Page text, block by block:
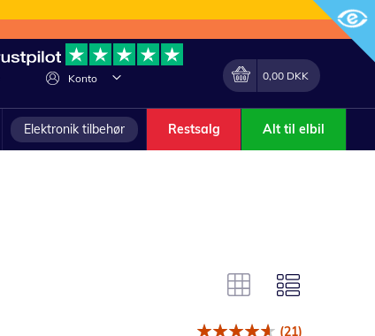
Konto
Lave
Min indkøbskurv
0,00 DKK
Elektronik tilbehør Restsalg Alt til elbil
(21)